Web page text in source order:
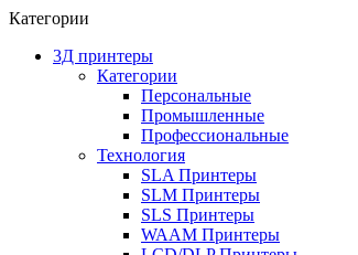
Категории
3Д принтеры
Категории
Персональные
Промышленные
Профессиональные
Технология
SLA Принтеры
SLM Принтеры
SLS Принтеры
WAAM Принтеры